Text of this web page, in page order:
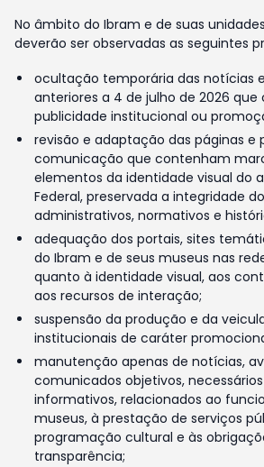
No âmbito do Ibram e de suas
deverão ser observadas as seguintes
ocultação temporária das notícias
anteriores a 4 de julho de 2026
publicidade institucional ou
revisão e adaptação das páginas e
comunicação que contenham
elementos da identidade visual do
Federal, preservada a integridade
administrativos, normativos e
adequação dos portais, sites
do Ibram e de seus museus nas
quanto à identidade visual, aos
aos recursos de interação;
suspensão da produção e da
institucionais de caráter
manutenção apenas de notícias,
comunicados objetivos,
informativos, relacionados ao
museus, à prestação de serviços
programação cultural e às
transparência;